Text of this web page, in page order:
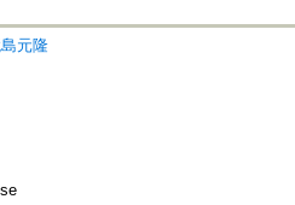
元隆